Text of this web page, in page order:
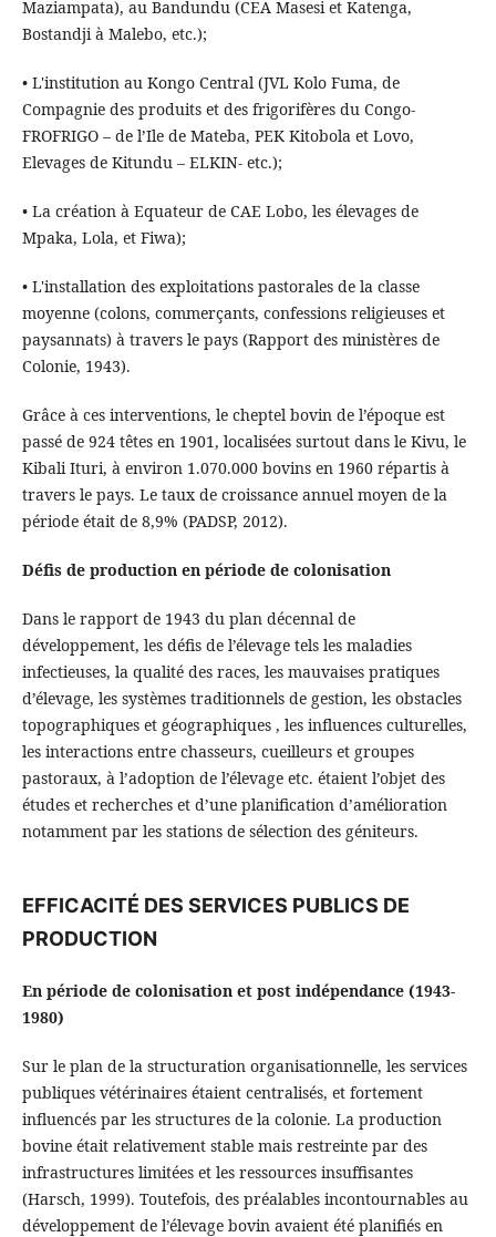
Maziampata), au Bandundu (CEA Masesi et Katenga,
Bostandji à Malebo, etc.);
• L'institution au Kongo Central (JVL Kolo Fuma, de
Compagnie des produits et des frigorifères du Congo-
FROFRIGO – de l’Ile de Mateba, PEK Kitobola et Lovo,
Elevages de Kitundu – ELKIN- etc.);
• La création à Equateur de CAE Lobo, les élevages de
Mpaka, Lola, et Fiwa);
• L'installation des exploitations pastorales de la classe
moyenne (colons, commerçants, confessions religieuses et
paysannats) à travers le pays (Rapport des ministères de
Colonie, 1943).
Grâce à ces interventions, le cheptel bovin de l’époque est
passé de 924 têtes en 1901, localisées surtout dans le Kivu, le
Kibali Ituri, à environ 1.070.000 bovins en 1960 répartis à
travers le pays. Le taux de croissance annuel moyen de la
période était de 8,9% (PADSP, 2012).
Défis de production en période de colonisation
Dans le rapport de 1943 du plan décennal de
développement, les défis de l’élevage tels les maladies
infectieuses, la qualité des races, les mauvaises pratiques
d’élevage, les systèmes traditionnels de gestion, les obstacles
topographiques et géographiques , les influences culturelles,
les interactions entre chasseurs, cueilleurs et groupes
pastoraux, à l’adoption de l’élevage etc. étaient l’objet des
études et recherches et d’une planification d’amélioration
notamment par les stations de sélection des géniteurs.
EFFICACITÉ DES SERVICES PUBLICS DE
PRODUCTION
En période de colonisation et post indépendance (1943-
1980)
Sur le plan de la structuration organisationnelle, les services
publiques vétérinaires étaient centralisés, et fortement
influencés par les structures de la colonie. La production
bovine était relativement stable mais restreinte par des
infrastructures limitées et les ressources insuffisantes
(Harsch, 1999). Toutefois, des préalables incontournables au
développement de l’élevage bovin avaient été planifiés en